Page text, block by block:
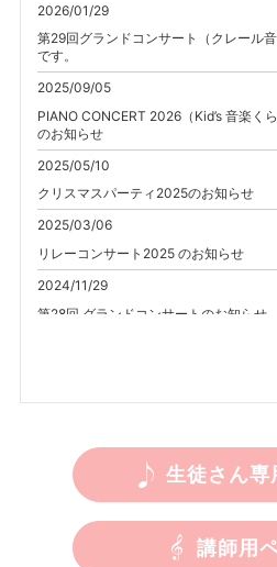
2026/01/29
第29回グランドコンサート（クレール
です。
2025/09/05
PIANO CONCERT 2026（Kid’s 音楽く
のお知らせ
2025/05/10
クリスマスパーティ2025のお知らせ
2025/03/06
リレーコンサート2025 のお知らせ
2024/11/29
第28回 グランドコンサートのお知らせ
PIANO CONCERT 2025（Kid’s 音楽
クリスマスパーティ2024のお知らせ
2024/06/28
生徒さん専
講師用